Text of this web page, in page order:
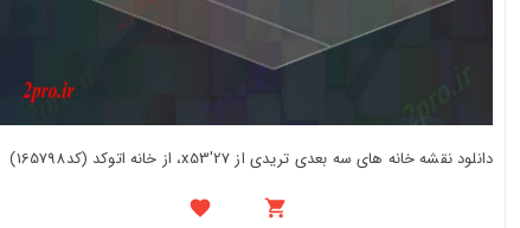
دانلود نقشه خانه های سه بعدی تریدی از 27'x53، از خانه اتوکد (کد165798)